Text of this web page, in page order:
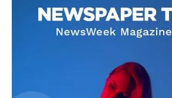
DOWNLOAD NOW
AIN NEWS 1